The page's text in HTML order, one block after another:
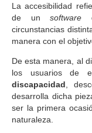
La accesibilidad
de unsoftware
circunstancias
manera con el
De esta manera, al
los usuarios de
discapacidad ,
desarrolla dicha
ser la primera
naturaleza.